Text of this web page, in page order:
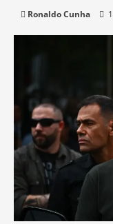
Ronaldo Cunha